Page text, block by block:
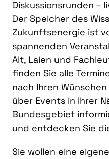
Diskussionsrunden –
Der Speicher des
Zukunftsenergie ist
spannenden
Alt, Laien und
finden Sie alle
nach Ihren
über Events in Ihrer
Bundesgebiet
und entdecken Sie
Sie wollen eine